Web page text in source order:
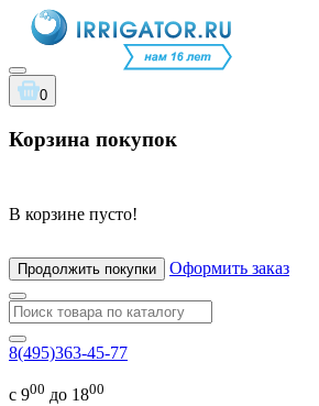
0
Корзина покупок
В корзине пусто!
Продолжить покупки Оформить заказ
8(495)363-45-77
с 900 до 1800